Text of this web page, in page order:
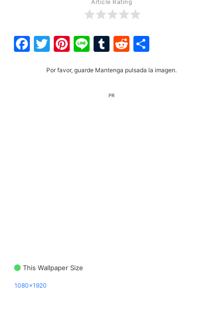
Article Rating
Facebook
Twitter
Pinterest
LineTumblr
Reddit
Por favor, guarde Mantenga pulsada la imagen.
PR
This Wallpaper Size
1080x1920